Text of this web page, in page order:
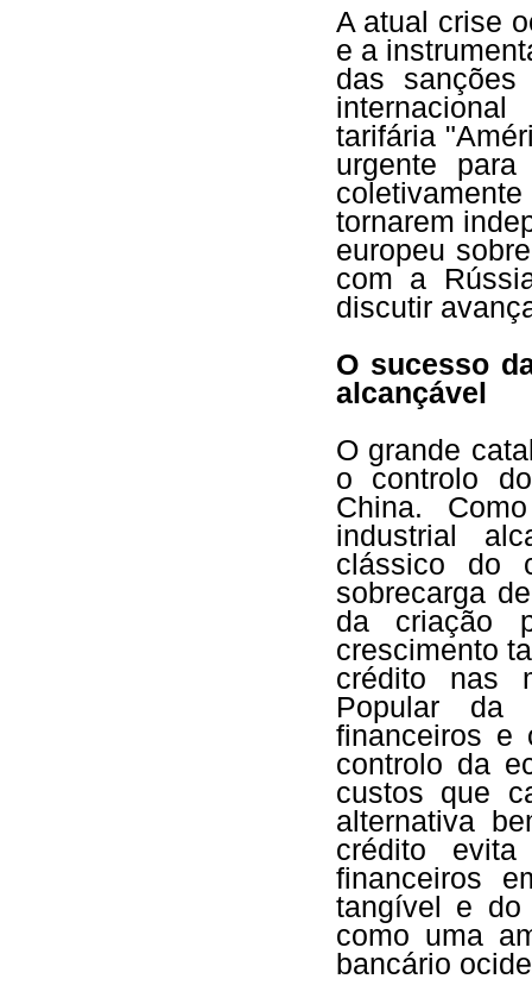
A atual crise
e a
das
tarifária
urgente
tornarem
europeu
com a
discutir
O sucesso
alcançável
O grande
o controlo
China.
industrial
clássico do
sobrecarga
da criação
crescimento
crédito nas
Popular da
financeiros e
controlo da
custos que
alternativa
crédito
financeiros
tangível e
como uma
bancário